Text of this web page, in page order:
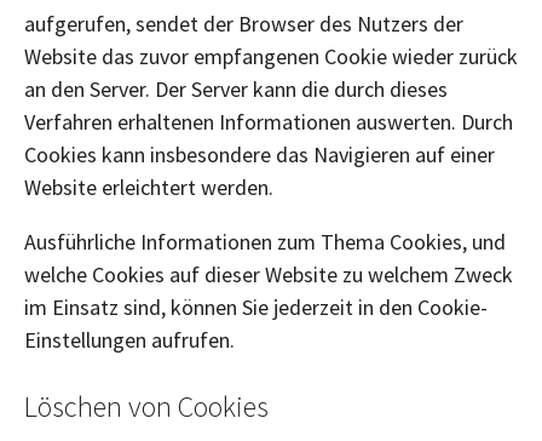
aufgerufen, sendet der Browser des Nutzers der
Website das zuvor empfangenen Cookie wieder zurück
an den Server. Der Server kann die durch dieses
Verfahren erhaltenen Informationen auswerten. Durch
Cookies kann insbesondere das Navigieren auf einer
Website erleichtert werden.
Ausführliche Informationen zum Thema Cookies, und
welche Cookies auf dieser Website zu welchem Zweck
im Einsatz sind, können Sie jederzeit in den Cookie-
Einstellungen aufrufen.
Löschen von Cookies